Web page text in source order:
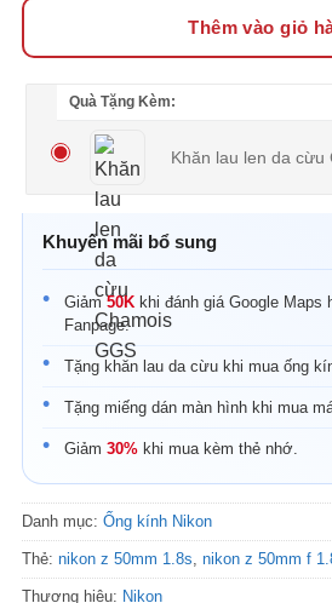
Thêm vào giỏ
Quà Tặng Kèm:
Khuyến mãi bổ sung
Giảm50K khi đánh giá Google Maps
Fanpage.
Tặng khăn lau da cừu khi mua ống
Tặng miếng dán màn hình khi mua
Giảm 30% khi mua kèm thẻ nhớ.
Danh mục: Ống kính Nikon
Thẻ: nikon z 50mm 1.8s nikon z 50mm f
Thương hiệu: Nikon